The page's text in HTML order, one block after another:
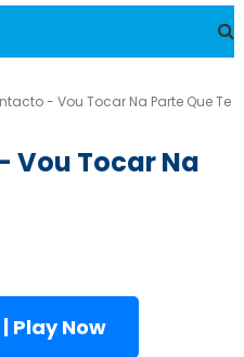
- Vou Tocar Na Parte Que Te
Vou Tocar Na
Play Now